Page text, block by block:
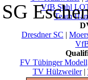
VfB Suhl
Team
Dresdner SC |
FV Tübinger Modell
TV Hülzweiler|
SG